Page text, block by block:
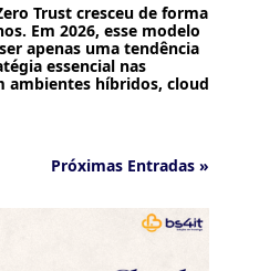
Trust cresceu de forma
Em 2026, esse modelo
apenas uma tendência
essencial nas
ambientes híbridos, cloud
Próximas Entradas »